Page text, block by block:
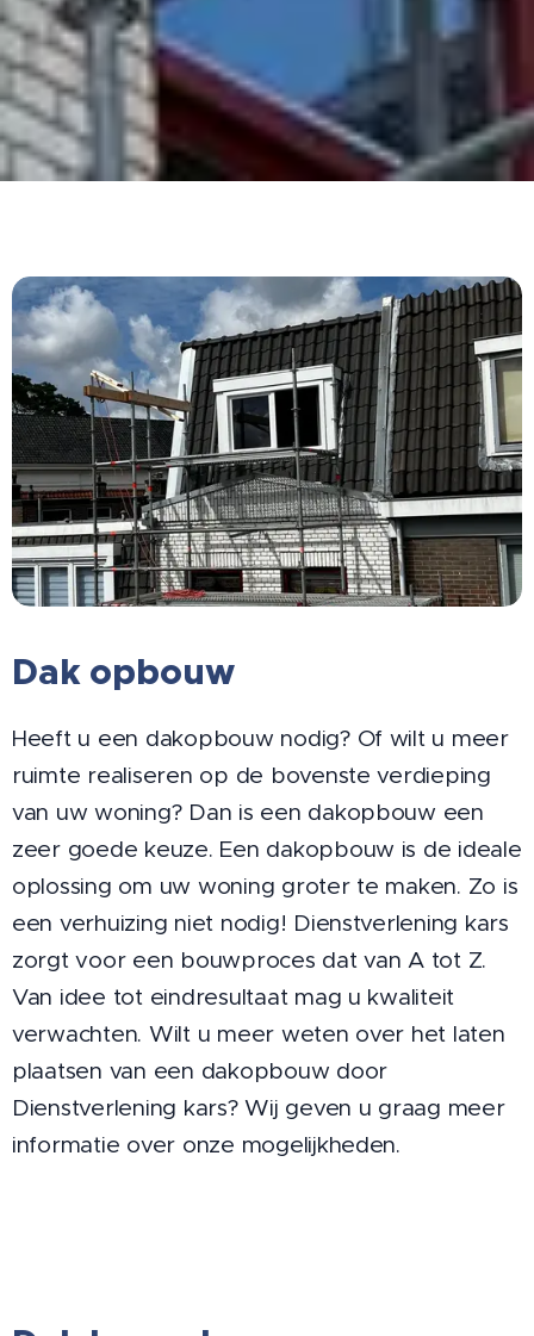
Dak opbouw
Heeft u een dakopbouw nodig? Of wilt u meer
ruimte realiseren op de bovenste verdieping
van uw woning? Dan is een dakopbouw een
zeer goede keuze. Een dakopbouw is de ideale
oplossing om uw woning groter te maken. Zo is
een verhuizing niet nodig! Dienstverlening kars
zorgt voor een bouwproces dat van A tot Z.
Van idee tot eindresultaat mag u kwaliteit
verwachten. Wilt u meer weten over het laten
plaatsen van een dakopbouw door
Dienstverlening kars? Wij geven u graag meer
informatie over onze mogelijkheden.